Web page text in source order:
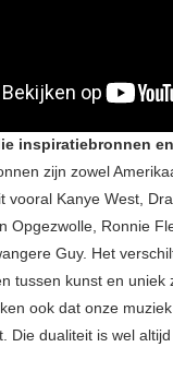
inspiratiebronnen
zijn zowel
vooral Kanye West,
Opgezwolle, Ronnie
Guy. Het
tussen kunst en
ook dat onze
Die dualiteit is wel